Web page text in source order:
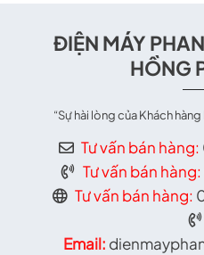
ĐIỆN MÁY
HỒNG
“Sự hài lòng của Khách
Tư vấn bán hàng:
Tư vấn bán hàng:
Tư vấn bán hàng:
Email: